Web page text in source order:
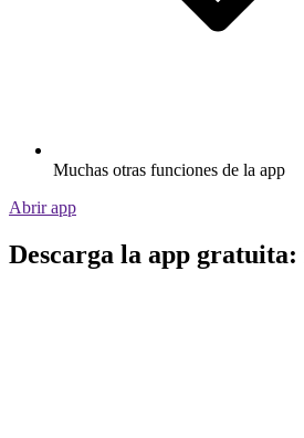
Muchas otras funciones de la app
Abrir app
Descarga la app